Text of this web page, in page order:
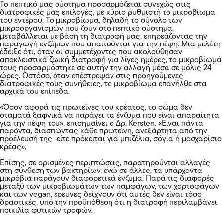
Το πεπτικό μας σύστημα προσαρμόζεται συνεχώς στις
διατροφικές μας επιλογές, με κύριο ρυθμιστή το μικροβίωμα
του εντέρου. Το μικροβίωμα, δηλαδή το σύνολο των
μικροοργανισμών που ζουν στο πεπτικό σύστημα,
μεταβάλλεται με βάση τη διατροφή μας, επηρεάζοντας την
παραγωγή ενζύμων που απαιτούνται για την πέψη. Μια μελέτη
έδειξε ότι, όταν οι συμμετέχοντες που ακολούθησαν
αποκλειστικά ζωική διατροφή για λίγες ημέρες, το μικροβίωμά
τους προσαρμόστηκε σε αυτήν την αλλαγή μέσα σε μόλις 24
ώρες. Ωστόσο, όταν επέστρεψαν στις προηγούμενες
διατροφικές τους συνήθειες, το μικροβίωμα επανήλθε στα
αρχικά του επίπεδα.
«Όσον αφορά τις πρωτεΐνες του κρέατος, το σώμα δεν
σταματά ξαφνικά να παράγει τα ένζυμα που είναι απαραίτητα
για την πέψη του», επισημαίνει ο Δρ. Kersten. «Είναι πάντα
παρόντα, διασπώντας κάθε πρωτεΐνη, ανεξάρτητα από την
προέλευσή της -είτε πρόκειται για μπιζέλια, σόγια ή μοσχαρίσιο
κρέας».
Επίσης, σε ορισμένες περιπτώσεις, παρατηρούνται αλλαγές
στη σύνθεση των βακτηρίων, ενώ σε άλλες, τα υπάρχοντα
μικρόβια παράγουν διαφορετικά ένζυμα. Παρά τις διαφορές
μεταξύ των μικροβιωμάτων των παμφάγων, των χορτοφάγων
και των vegan, έρευνες δείχνουν ότι αυτές δεν είναι τόσο
δραστικές, υπό την προϋπόθεση ότι η διατροφή περιλαμβάνει
ποικιλία φυτικών τροφών.